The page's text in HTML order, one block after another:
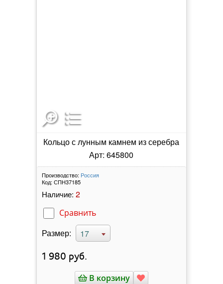
Кольцо с лунным камнем из серебра
Арт: 645800
Производство: Россия
Код: СПН37185
Наличие: 2
Сравнить
Размер: 17
1 980 руб.
В корзину